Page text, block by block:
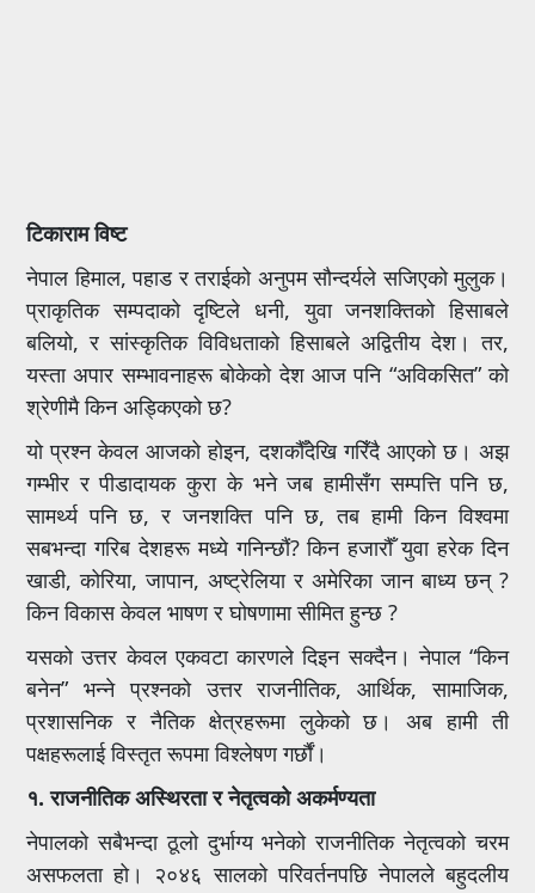
टिकाराम विष्ट
नेपाल हिमाल, पहाड र तराईको अनुपम सौन्दर्यले सजिएको मुलुक।
प्राकृतिक सम्पदाको दृष्टिले धनी, युवा जनशक्तिको हिसाबले
बलियो, र सांस्कृतिक विविधताको हिसाबले अद्वितीय देश। तर,
यस्ता अपार सम्भावनाहरू बोकेको देश आज पनि “अविकसित” को
श्रेणीमै किन अड्किएको छ?
यो प्रश्न केवल आजको होइन, दशकौँदेखि गरिँदै आएको छ। अझ
गम्भीर र पीडादायक कुरा के भने जब हामीसँग सम्पत्ति पनि छ,
सामर्थ्य पनि छ, र जनशक्ति पनि छ, तब हामी किन विश्वमा
सबभन्दा गरिब देशहरू मध्ये गनिन्छौं? किन हजारौँ युवा हरेक दिन
खाडी, कोरिया, जापान, अष्ट्रेलिया र अमेरिका जान बाध्य छन् ?
किन विकास केवल भाषण र घोषणामा सीमित हुन्छ ?
यसको उत्तर केवल एकवटा कारणले दिइन सक्दैन। नेपाल “किन
बनेन” भन्ने प्रश्नको उत्तर राजनीतिक, आर्थिक, सामाजिक,
प्रशासनिक र नैतिक क्षेत्रहरूमा लुकेको छ। अब हामी ती
पक्षहरूलाई विस्तृत रूपमा विश्लेषण गर्छौं।
१. राजनीतिक अस्थिरता र नेतृत्वको अकर्मण्यता
नेपालको सबैभन्दा ठूलो दुर्भाग्य भनेको राजनीतिक नेतृत्वको चरम
असफलता हो। २०४६ सालको परिवर्तनपछि नेपालले बहुदलीय